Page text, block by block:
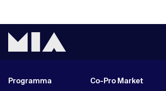
Programma
Co-Pro Market